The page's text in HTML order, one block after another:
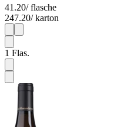
41.20/ flasche
247.20/ karton
1
1 Flas.